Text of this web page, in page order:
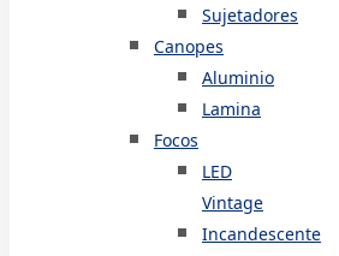
Sujetadores
Canopes
Aluminio
Lamina
Focos
LED
Vintage
Incandescente